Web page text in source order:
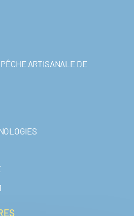
ARTISANALE DE